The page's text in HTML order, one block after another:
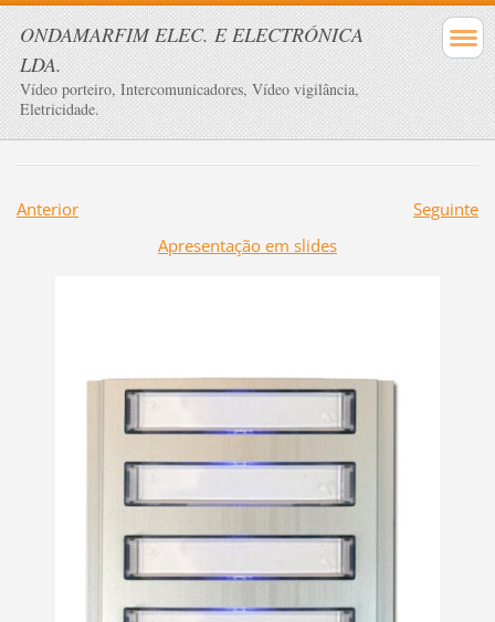
ONDAMARFIM ELEC. E ELECTRÓNICA
LDA.
Vídeo porteiro, Intercomunicadores, Vídeo vigilância,
Eletricidade.
Anterior
Seguinte
Apresentação em slides